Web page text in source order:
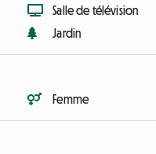
Salle de télévision
Jardin
Femme